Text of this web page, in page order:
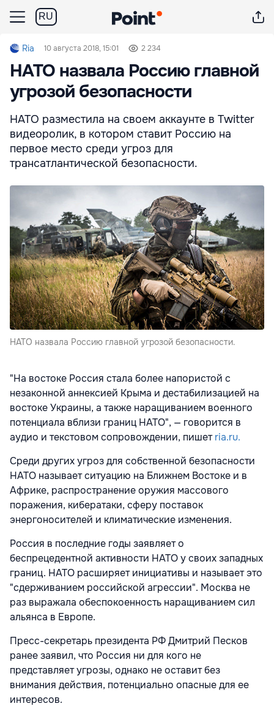
RU
Ria 10 августа 2018, 15:01 2 234
НАТО назвала Россию главной
угрозой безопасности
НАТО разместила на своем аккаунте в Twitter
видеоролик, в котором ставит Россию на
первое место среди угроз для
трансатлантической безопасности.
НАТО назвала Россию главной угрозой безопасности.
"На востоке Россия стала более напористой с
незаконной аннексией Крыма и дестабилизацией на
востоке Украины, а также наращиванием военного
потенциала вблизи границ НАТО", — говорится в
аудио и текстовом сопровождении, пишетria.ru.
Среди других угроз для собственной безопасности
НАТО называет ситуацию на Ближнем Востоке и в
Африке, распространение оружия массового
поражения, кибератаки, сферу поставок
энергоносителей и климатические изменения.
Россия в последние годы заявляет о
беспрецедентной активности НАТО у своих западных
границ. НАТО расширяет инициативы и называет это
"сдерживанием российской агрессии". Москва не
раз выражала обеспокоенность наращиванием сил
альянса в Европе.
Пресс-секретарь президента РФ Дмитрий Песков
ранее заявил, что Россия ни для кого не
представляет угрозы, однако не оставит без
внимания действия, потенциально опасные для ее
интересов.